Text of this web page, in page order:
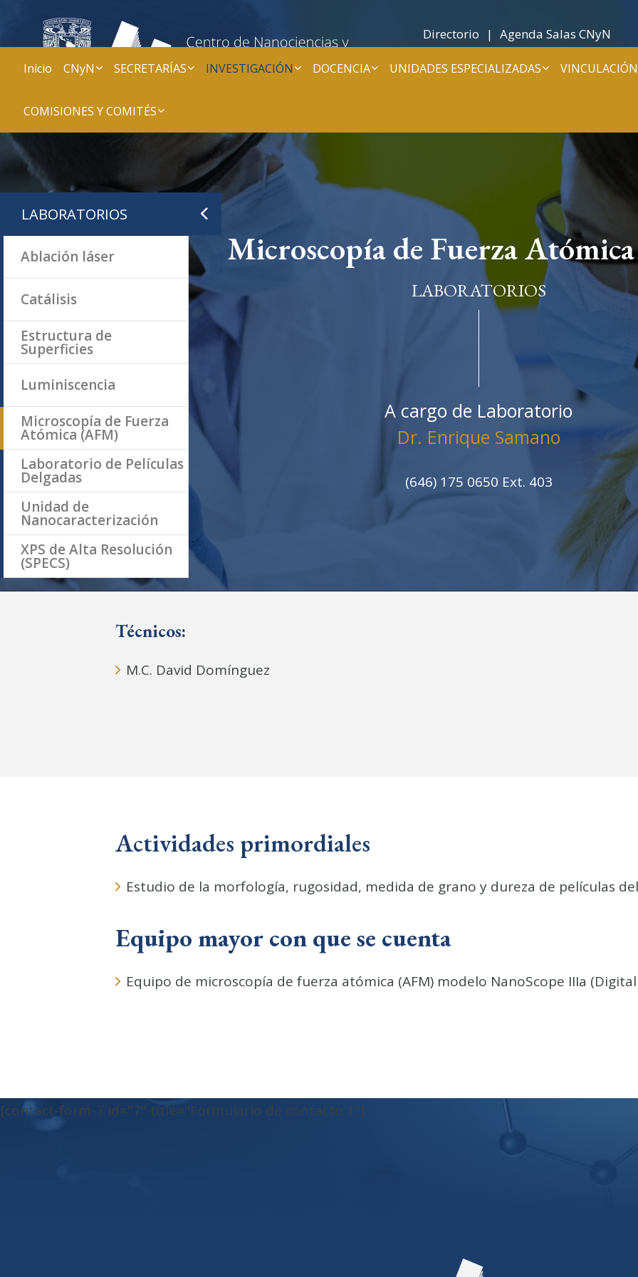
Directorio Agenda Salas CNyN
Inicio CNyN SECRETARÍAS INVESTIGACIÓN DOCENCIA UNIDADES ESPECIALIZADAS VINCULACIÓN
COMISIONES Y COMITÉS
LABORATORIOS
Ablación láser
Catálisis
Estructura de
Superficies
Luminiscencia
Microscopía de Fuerza
Atómica (AFM)
Laboratorio de Películas
Delgadas
Unidad de
Nanocaracterización
XPS de Alta Resolución
(SPECS)
Microscopía de Fuerza
LABORATORIOS
A cargo de Laboratorio
Dr. Enrique Samano
(646) 175 0650 Ext. 403
Técnicos:
M.C. David Domínguez
Actividades primordiales
Estudio de la morfología, rugosidad, medida de grano y dureza de películas
Equipo mayor con que se cuenta
Equipo de microscopía de fuerza atómica (AFM) modelo NanoScope IIIa
[contact-form-7 id="7" title="Formulario de contacto 1"]